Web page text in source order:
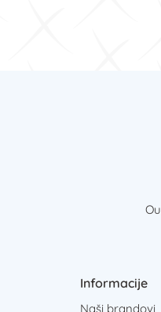
Informacije
Naši brandovi